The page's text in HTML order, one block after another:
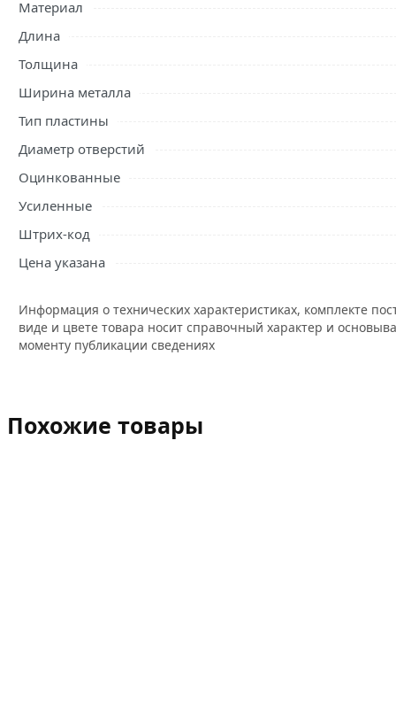
Имеет эстетичный внешний вид; защитное
Условия доставки и цены на товар Пластина крепежная
Материал
Длина
Толщина
Ширина металла
Тип пластины
Диаметр отверстий
Оцинкованные
Усиленные
Штрих-код
Цена указана
Информация о технических характеристиках, комплекте
виде и цвете товара носит справочный характер и
моменту публикации сведениях
Похожие товары